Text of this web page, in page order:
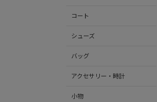
コート
シューズ
バッグ
アクセサリー・時計
小物